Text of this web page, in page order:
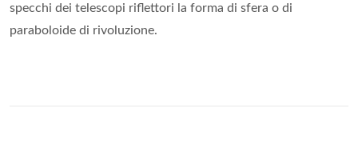
specchi dei telescopi riflettori la forma di sfera o di
paraboloide di rivoluzione.